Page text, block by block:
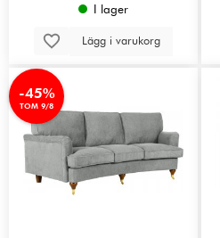
I lager
Lägg i varukorg
-45%
TOM 9/8